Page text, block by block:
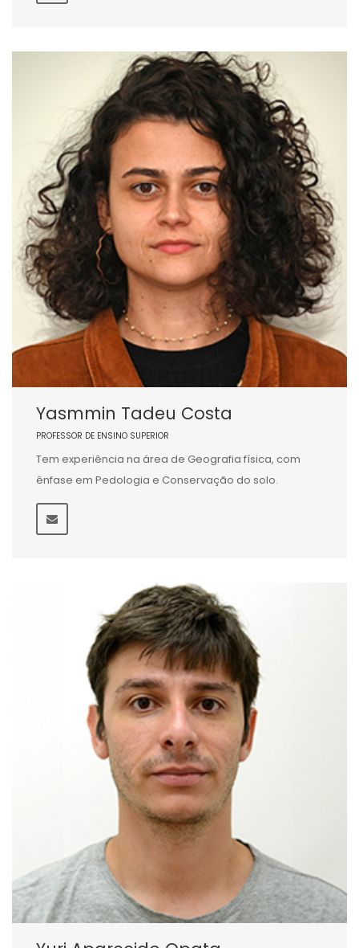
Yasmmin Tadeu Costa
PROFESSOR DE ENSINO SUPERIOR
Tem experiência na área de Geografia física, com
ênfase em Pedologia e Conservação do solo.